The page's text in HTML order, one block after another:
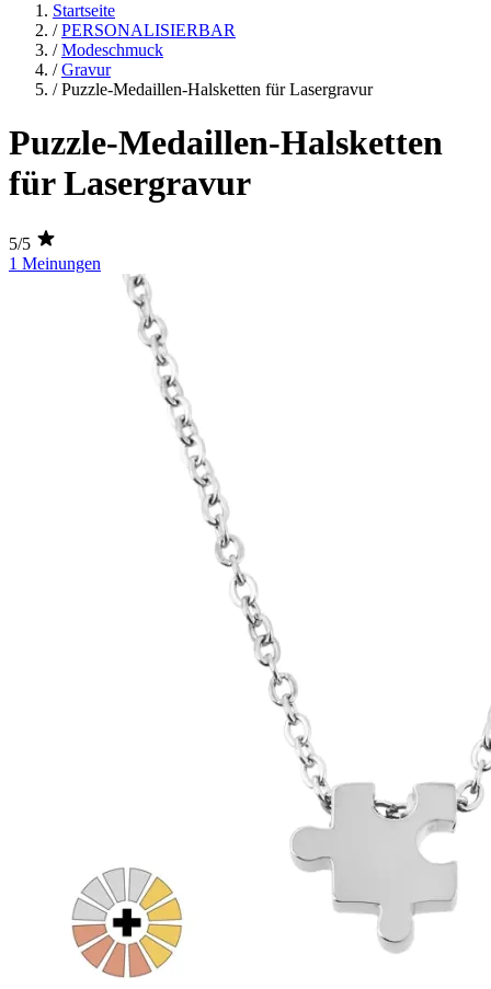
Startseite
/ PERSONALISIERBAR
/ Modeschmuck
/ Gravur
/ Puzzle-Medaillen-Halsketten für Lasergravur
Puzzle-Medaillen-Halsketten
für Lasergravur
5/5
1 Meinungen